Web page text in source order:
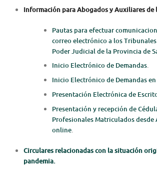
Información para Abogados y Auxiliares de
Pautas para efectuar
correo electrónico a los
Poder Judicial de la Provincia de
Inicio Electrónico de Demandas.
Inicio Electrónico de Demandas
Presentación Electrónica de
Presentación y recepción de
Profesionales Matriculados
online.
Circulares relacionadas con la situación
pandemia.